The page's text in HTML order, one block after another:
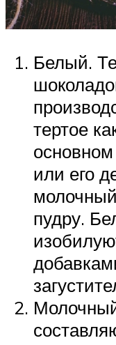
Белый.
тертое
или его
пудру.